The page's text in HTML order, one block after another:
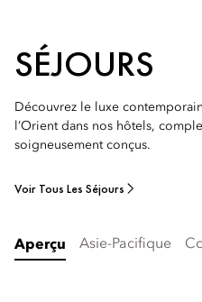
SÉJOURS
Découvrez le luxe
l’Orient dans nos hôtels,
soigneusement conçus.
Voir Tous Les Séjours
Aperçu Asie-Pacifique